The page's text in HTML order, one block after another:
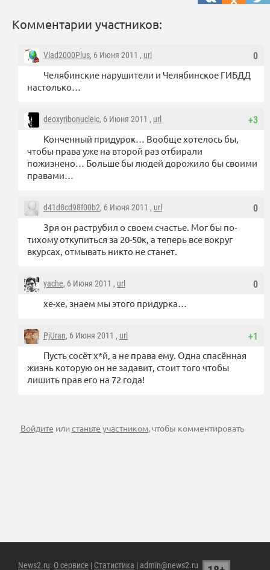
Комментарии участников:
0
Vlad2000Plus, 6 Июня 2011 , url
Челябинские нарушители и Челябинское ГИБДД
настолько…
+3
deoxyribonucleic, 6 Июня 2011 , url
Конченный придурок… Вообще хотелось бы,
чтобы права уже на второй раз отбирали
пожизнено… Больше бы людей дорожило бы своими
правами…
0
d41d8cd98f00b2, 6 Июня 2011 , url
Зря он раструбил о своем счастье. Мог бы по-
тихому откупиться за 20-50к, а теперь все вокруг
вкурсах, отмывать никто не станет.
0
yache, 6 Июня 2011 , url
хе-хе, знаем мы этого придурка…
+1
PjUran, 6 Июня 2011 , url
Пусть сосёт х*й, а не права ему. Одна спасённая
жизнь которую он не задавит, стоит того чтобы
лишить прав его на 72 года!
Войдите илистаньте участником, чтобы комментировать
News2.ru: О сервисе | Статистика | admin@news2.ru